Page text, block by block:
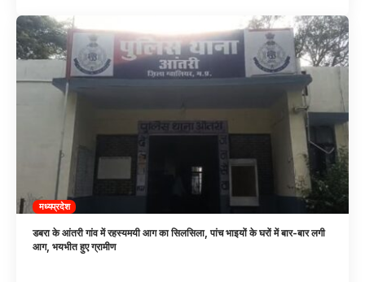
मध्यप्रदेश
डबरा के आंतरी गांव में रहस्यमयी आग का सिलसिला, पांच भाइयों के घरों में बार-बार लगी
आग, भयभीत हुए ग्रामीण